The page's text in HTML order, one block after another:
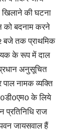
की घटना
को बदनाम करने
बजे तक प्राथमिक
के रूप में दाल
प्रधान अनुसूचित
नामक व्यक्ति
के लिये
राज
जायसवाल हैं